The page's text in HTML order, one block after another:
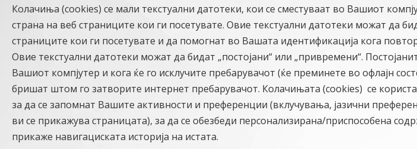
Колачиња (cookies) се мали текстуални датотеки, кои се сместуваат во Вашиот
страна на веб страниците кои ги посетувате. Овие текстуални датотеки можат да
страниците кои ги посетувате и да помогнат во Вашата идентификација кога
Овие текстуални датотеки можат да бидат „постојани“ или „привремени“.
Вашиот компјутер и кога ќе го исклучите пребарувачот (ќе преминете во офлајн
бришат штом го затворите интернет пребарувачот. Колачињата (cookies) се
за да се запомнат Вашите активности и преференции (вклучувања, јазични
ви се прикажува страницата), за да се обезбеди персонализирана/приспособена
прикаже навигациската историја на истата.